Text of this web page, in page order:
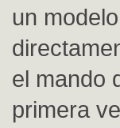
un
el mando
primera